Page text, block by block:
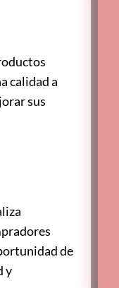
calidad a
sus
de
y